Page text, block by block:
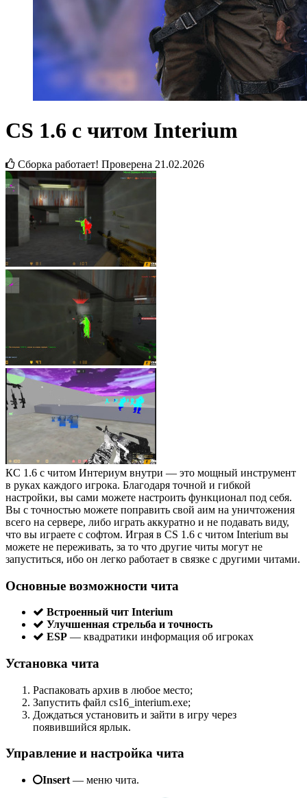
CS 1.6 с читом Interium
Сборка работает! Проверена 21.02.2026
КС 1.6 с читом Интериум внутри — это мощный инструмент
в руках каждого игрока. Благодаря точной и гибкой
настройки, вы сами можете настроить функционал под себя.
Вы с точностью можете поправить свой аим на уничтожения
всего на сервере, либо играть аккуратно и не подавать виду,
что вы играете с софтом. Играя в CS 1.6 с читом Interium вы
можете не переживать, за то что другие читы могут не
запуститься, ибо он легко работает в связке с другими читами.
Основные возможности чита
Встроенный чит Interium
Улучшенная стрельба и точность
ESP — квадратики информация об игроках
Установка чита
Распаковать архив в любое место;
Запустить файл cs16_interium.exe;
Дождаться установить и зайти в игру через
появившийся ярлык.
Управление и настройка чита
Insert — меню чита.